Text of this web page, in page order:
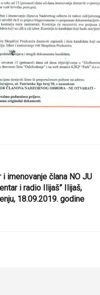
imenovanje člana NO JU
i radio Ilijaš” Ilijaš,
18.09.2019. godine